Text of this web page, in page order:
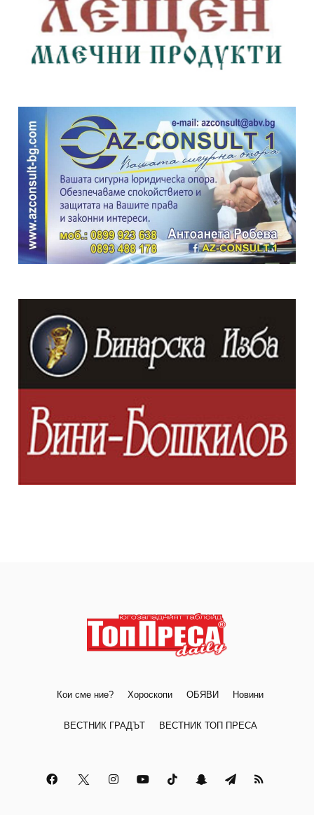
Кои сме ние? Хороскопи ОБЯВИ Новини
ВЕСТНИК ГРАДЪТ ВЕСТНИК ТОП ПРЕСА